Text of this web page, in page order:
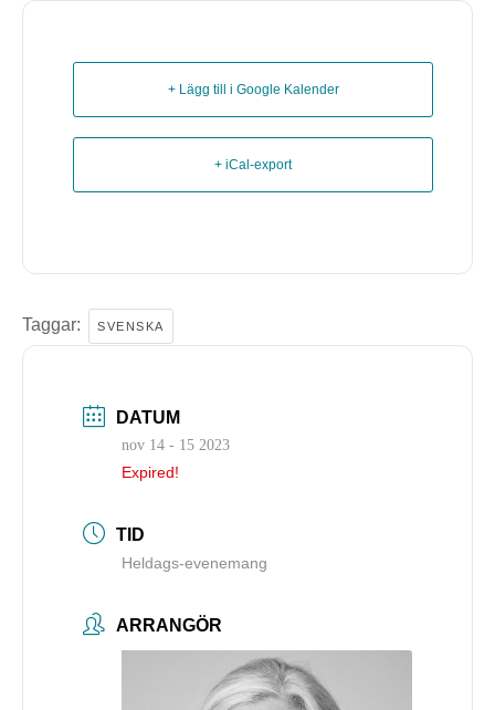
+ Lägg till i Google Kalender
+ iCal-export
Taggar: SVENSKA
DATUM
nov 14 - 15 2023
Expired!
TID
Heldags-evenemang
ARRANGÖR